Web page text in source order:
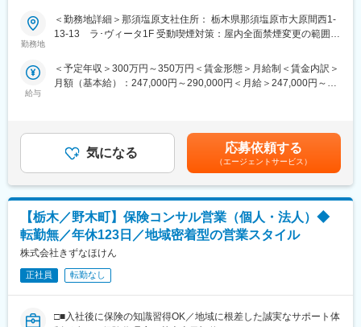
■栃木県の魅力
東京から電車や自動車で約1時間。都内からのアクセスがよく、豊
らの素晴らしい条件を生かし、地域の人々の英知と高度な技術に
よって発展を遂げてきました。 未来へ向けて農業、工業、観光、
■働きやすい職場作り
足利銀行では、行員一人ひとりが持っているポテンシャルを日々
働きやすい職場の環境づくりに力を注いでいます。
・行員の育児休暇取得率：男女ともに100%
・12日間制度休暇：年間12日の制度休暇で全員休暇取得義務
・フレックスタイム：コアタイムは２パターンから選べ始業と終
業時刻を各自が設定します。
・ノー残業デー：水曜日は17時30分退行厳守
変更の範囲：会社の定める業務
東京海上日動火災保険株式会社（損害保険業）に出向となり、損
害保険・生命保険の営業職として下記の業務をご担当いただきま
一体型保険商品「超保険」の他、住まいや自動車、病気・がん・
おケガ等の医療の保険、万一の保険、事業活動など法人のお客様
■業務内容：
・損害保険の更新のご案内
・損害保険にご加入いただいているお客様への生命保険のご提案
■働き方
平均退社18時半・直帰可能／土日祝休みとライフワークバランス
を整えやすい環境です。
■目標設定について：
す。業績目標だけではなく、訪問数や提案数などのプロセスを分
勤務地
＜勤務地詳細＞那須塩原支社住所： 栃木県那須塩原市大原間西1-
13-13 ラ･ヴィータ1F 受動喫煙対策：屋内全面禁煙変更の範囲：
給与
＜予定年収＞300万円～350万円＜賃金形態＞月給制＜賃金内訳＞
月額（基本給）：247,000円～290,000円＜月給＞247,000円～
下する可能性があります。月給(月額)は固定手当を含めた表記で
す。
気になる 応募依頼する
（エージェントサービス）
【栃木／野木町】保険コンサル営業（個人・法人）◆
転勤無／年休123日／地域密着型の営業スタイル
株式会社きずなほけん
正社員 転勤なし
□■入社後に保険の知識習得OK／地域に根差した誠実なサポート体